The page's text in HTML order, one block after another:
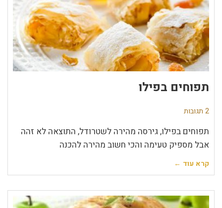
תפוחים בפילו
2 תגובות
תפוחים בפילו, גירסה מהירה לשטרודל, התוצאה לא זהה
אבל מספיק טעימה והכי חשוב מהירה להכנה
קרא עוד ←